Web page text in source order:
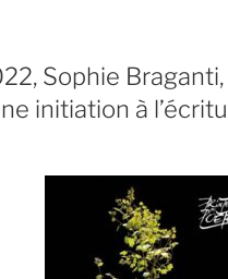
Sophie Braganti,
initiation à